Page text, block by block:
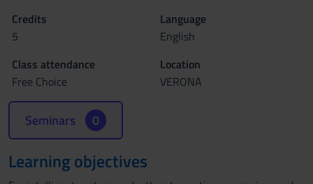
Credits
5
Language
English
Class attendance
Free Choice
Location
VERONA
Seminars 0
Learning objectives